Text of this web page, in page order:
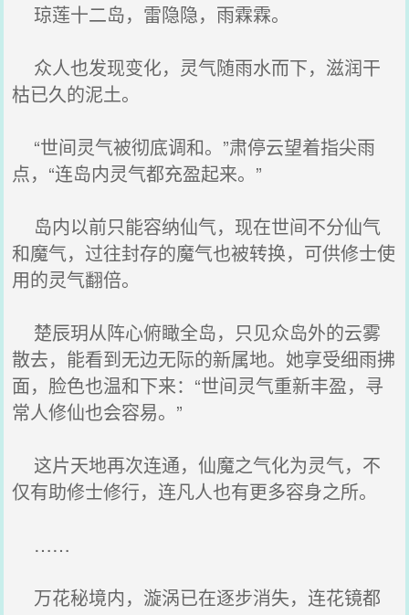
琼莲十二岛，雷隐隐，雨霖霖。
众人也发现变化，灵气随雨水而下，滋润干
枯已久的泥土。
“世间灵气被彻底调和。”肃停云望着指尖雨
点，“连岛内灵气都充盈起来。”
岛内以前只能容纳仙气，现在世间不分仙气
和魔气，过往封存的魔气也被转换，可供修士使
用的灵气翻倍。
楚辰玥从阵心俯瞰全岛，只见众岛外的云雾
散去，能看到无边无际的新属地。她享受细雨拂
面，脸色也温和下来：“世间灵气重新丰盈，寻
常人修仙也会容易。”
这片天地再次连通，仙魔之气化为灵气，不
仅有助修士修行，连凡人也有更多容身之所。
……
万花秘境内，漩涡已在逐步消失，连花镜都